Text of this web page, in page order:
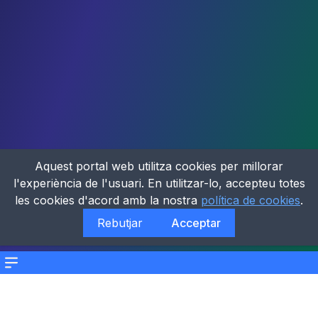
Menu
Aquest portal web utilitza cookies per millorar
l'experiència de l'usuari. En utilitzar-lo, accepteu totes
les cookies d'acord amb la nostra política de cookies.
Rebutjar
Acceptar